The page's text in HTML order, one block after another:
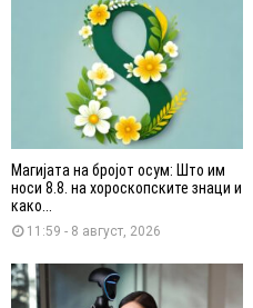
Магијата на бројот осум: Што им
носи 8.8. на хороскопските знаци и
како...
11:59 - 8 август, 2026